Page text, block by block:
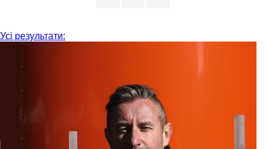
Усі результати: